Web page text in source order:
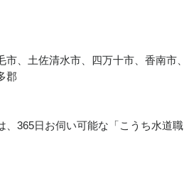
、土佐清水市、四万十市、香南市、
郡
、365日お伺い可能な「こうち水道職